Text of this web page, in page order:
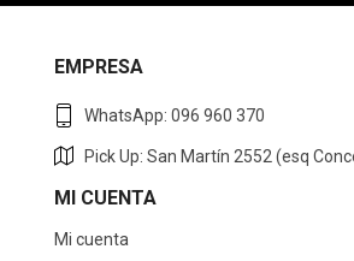
EMPRESA
WhatsApp: 096 960 370
Pick Up: San Martín 2552 (esq
MI CUENTA
Mi cuenta